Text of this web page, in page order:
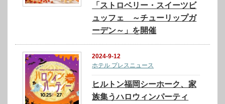
「ストロベリー・スイーツビ
ュッフェ ～チューリップガ
ーデン～」を開催
2024-9-12
ホテル プレスニュース
ヒルトン福岡シーホーク、家
族集うハロウィンパーティ